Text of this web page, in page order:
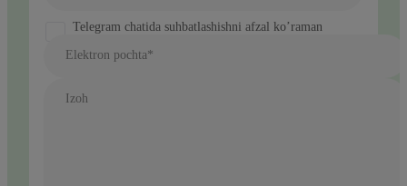
+1Telegram chatida suhbatlashishni afzal ko’raman
Elektron pochta*
Izoh